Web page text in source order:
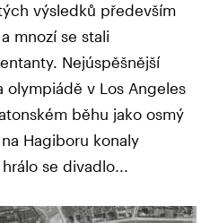
výsledků především
mnozí se stali
Nejúspěšnější
olympiádě v Los Angeles
běhu jako osmý
Hagiboru konaly
se divadlo...